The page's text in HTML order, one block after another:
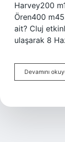
Harvey200
Ören400
ait? Cluj
ulaşarak 8
Devamını